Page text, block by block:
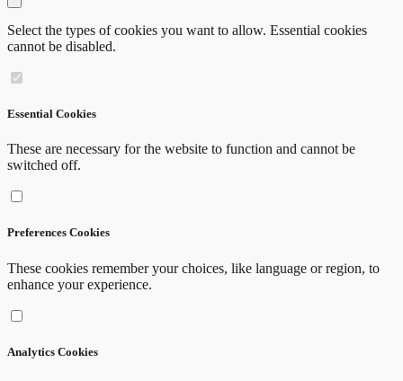
Select the types of cookies you want to allow. Essential cookies
cannot be disabled.
Essential Cookies
These are necessary for the website to function and cannot be
switched off.
Preferences Cookies
These cookies remember your choices, like language or region, to
enhance your experience.
Analytics Cookies